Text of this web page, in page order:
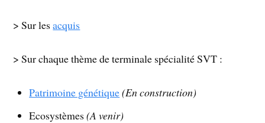
> Sur lesacquis
> Sur chaque thème de terminale spécialité SVT :
Patrimoine génétique(En construction)
Ecosystèmes(A venir)